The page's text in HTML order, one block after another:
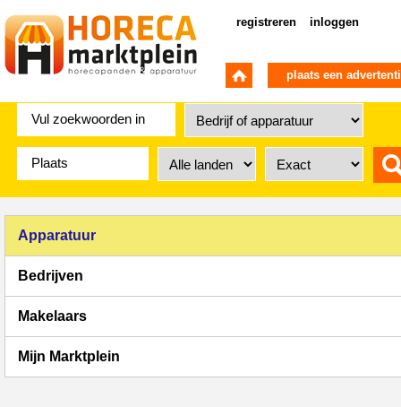
registreren inloggen
plaats een
Apparatuur
Bedrijven
Makelaars
Mijn Marktplein